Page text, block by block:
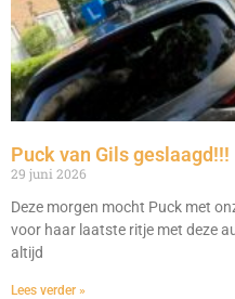
Puck van Gils geslaagd!!!
29 juni 2026
Deze morgen mocht Puck met
voor haar laatste ritje met deze
altijd
Lees verder »